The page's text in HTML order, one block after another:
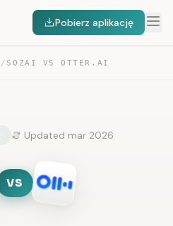
Pobierz aplikację
/ SOZAI VS OTTER.AI
Updated mar 2026
VS